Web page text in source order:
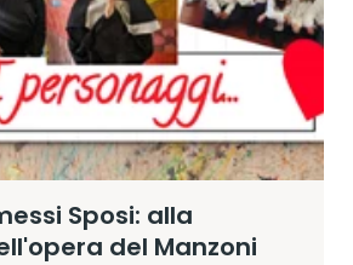
Sposi: alla
del Manzoni